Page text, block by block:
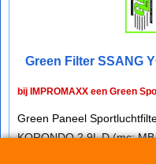
Green Filter SSANG
bij IMPROMAXX een Green
Green Paneel
KORONDO 2,9L D (mc: